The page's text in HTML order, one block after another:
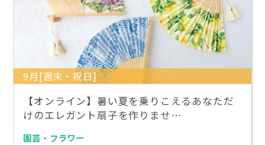
9月[週末・祝日]
【オンライン】暑い夏を乗りこえるあなただ
けのエレガント扇子を作りませ…
園芸・フラワー